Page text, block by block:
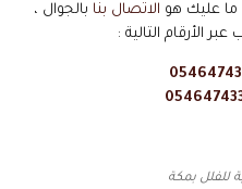
ما عليك هو الاتصال بنا بالجوال ،
الأرقام التالية :